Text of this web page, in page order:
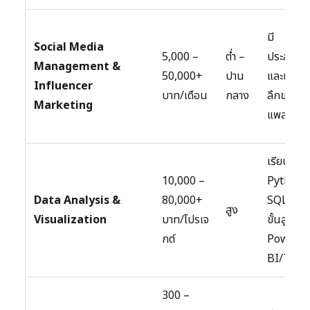
Social Media
Management &
Influencer
Marketing
5,000 –
50,000+
บาท/เดือน
ต่ำ –
ปาน
กลาง
มี
ประสบก
และเข้าใ
ลึกของแ
แพลตฟอ
Data Analysis &
Visualization
10,000 –
80,000+
บาท/โปรเจ
กต์
สูง
เรียน
Python,
SQL,
ขั้นสูง,
Power
BI/
300 –